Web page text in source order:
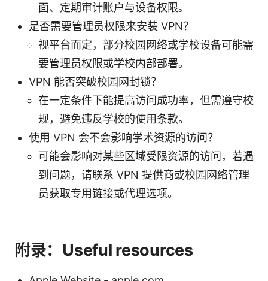
面、定期审计账户与设备权限。
是否需要管理员权限来安装 VPN？
视平台而定，部分校园网络或学校设备可能需
要管理员权限或学校内部部署。
VPN 能否突破校园网封锁？
在一定条件下能提高访问成功率，但需遵守校
规，避免违反学校的使用条款。
使用 VPN 会不会影响学术资源的访问？
可能会影响对某些区域受限资源的访问，若遇
到问题，请联系 VPN 提供商或校园网络管理
员获取专用链接或代理选项。
附录：Useful resources